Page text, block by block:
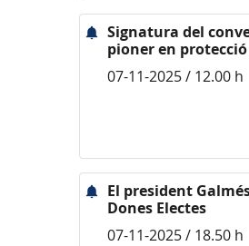
Signatura del
pioner en
07-11-2025 / 12.00 h
El president
Dones Electes
07-11-2025 / 18.50 h